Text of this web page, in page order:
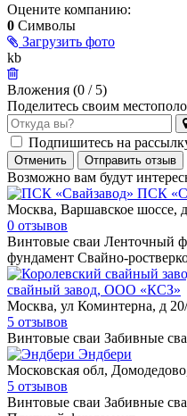
Оцените компанию:
0 Символы
Загрузить фото
kb
Вложения (0 / 5)
Поделитесь своим
Подпишитесь на
Отменить Отправить отзыв
Возможно вам будут
ПСК
Москва, Варшавское шоссе,
0 отзывов
Винтовые сваи Ленточный
фундамент Свайно-
свайный завод, ООО «КСЗ»
Москва, ул Коминтерна, д
5 отзывов
Винтовые сваи Забивные
Эндбери
Московская обл,
5 отзывов
Винтовые сваи Забивные